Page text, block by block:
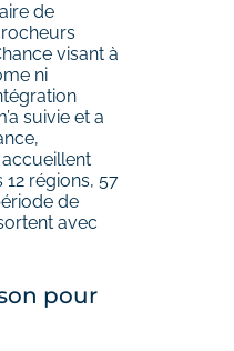
de
visant à
ni
suivie et a
régions, 57
de
avec
pour